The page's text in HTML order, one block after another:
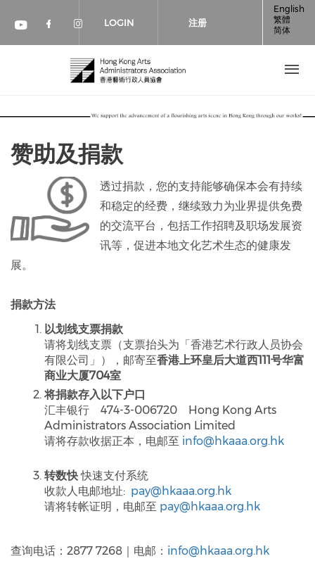
Check our social media on youtube
Check our social media on
Check our social media on
LOGIN 注册
English
繁體
简体
赞助及捐款
透过捐款，您的支持能够确保本会有持续
和稳定的经费，继续致力为业界提供免费
的交流平台，包括工作招聘及职场发展资
讯等，促进本地文化艺术生态的健康发
展。
捐款方法
以划线支票捐款
请将划线支票（支票抬头为「香港艺术行政人员协会
有限公司」），邮寄至香港上环皇后大道西111号华富
商业大厦704室
将捐款存入以下户口
汇丰银行 474-3-006720 Hong Kong Arts
Administrators Association Limited
请将存款收据正本，电邮至 info@hkaaa.org.hk
转数快快速支付系统
收款人电邮地址: pay@hkaaa.org.hk
请将转帐证明，电邮至 pay@hkaaa.org.hk
查询电话：2877 7268｜电邮： info@hkaaa.org.hk